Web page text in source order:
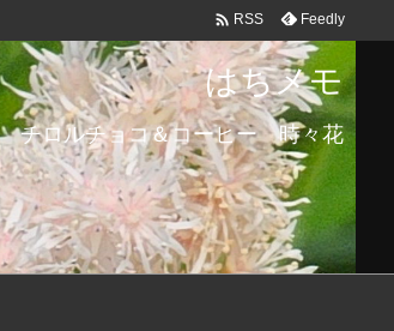
はちメモ
チロルチョコ＆コーヒー 時々花
 RSS Feedly